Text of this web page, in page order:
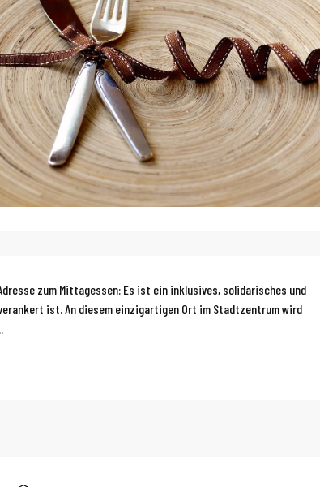
zum Mittagessen: Es ist ein inklusives, solidarisches und
ist. An diesem einzigartigen Ort im Stadtzentrum wird